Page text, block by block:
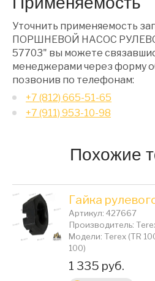
Уточнить применяемость
ПОРШНЕВОЙ НАСОС
57703" вы можете
менеджерами через форму
позвонив по телефонам:
+7 (812) 665-51-65
+7 (911) 953-10-98
Похожие
Гайка
Артикул: 427667
Производитель:
Модели: Terex (TR
100)
Цена:
1 335 руб.